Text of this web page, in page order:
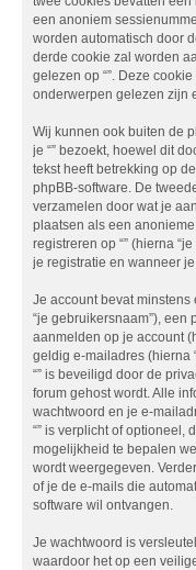
een anoniem
worden automatisch door
derde cookie zal worden
gelezen op “”. Deze
onderwerpen gelezen zijn
Wij kunnen ook buiten de
je “” bezoekt, hoewel dit
tekst heeft betrekking op
phpBB-software. De
verzamelen door wat je
plaatsen als een
registreren op “” (hierna
je registratie en wanneer
Je account bevat
“je gebruikersnaam”),
aanmelden op je account
geldig e-mailadres (hierna
“” is beveiligd door de
forum gehost wordt. Alle
wachtwoord en je e-
“” is verplicht of optioneel,
mogelijkheid te bepalen
wordt weergegeven.
of je de e-mails die
software wil ontvangen.
Je wachtwoord is
waardoor het op een